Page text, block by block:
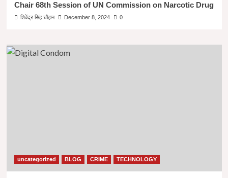
Chair 68th Session of UN Commission on Narcotic Drug
शिवेंद्र सिंह चौहान December 8, 2024 0
uncategorized BLOG CRIME TECHNOLOGY